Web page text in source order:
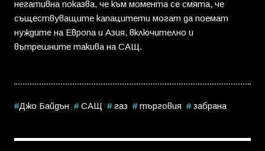
негативна показва, че към момента се смята, че
съществуващите капацитети могат да поемат
нуждите на Европа и Азия, включително и
вътрешните такива на САЩ.
Джо Байдън САЩ газ търговия забрана